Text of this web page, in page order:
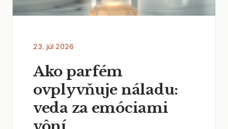
23. júl 2026
Ako parfém
ovplyvňuje náladu:
veda za emóciami